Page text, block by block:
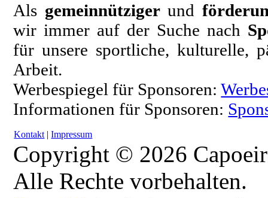
Als gemeinnützigerund
wir immer auf der Suche nach
für unsere sportliche, kulturelle,
Arbeit.
Werbespiegel für Sponsoren:
Informationen für Sponsoren:
Kontakt |Impressum
Copyright © 2026
Alle Rechte vorbehalten.